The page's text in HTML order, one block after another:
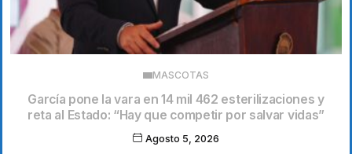
MASCOTAS
García pone la vara en 14 mil 462 esterilizaciones y
reta al Estado: “Hay que competir por salvar vidas”
Agosto 5, 2026